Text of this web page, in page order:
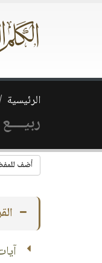
الرئيسية
أضف